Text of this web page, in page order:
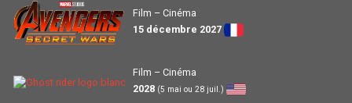
Film – Cinéma
15 décembre 2027
Film – Cinéma
2028 (5 mai ou 28 juil.)